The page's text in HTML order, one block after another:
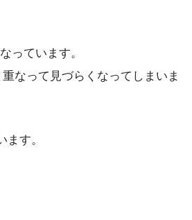
っています。
なって見づらくなってしまいま
す。